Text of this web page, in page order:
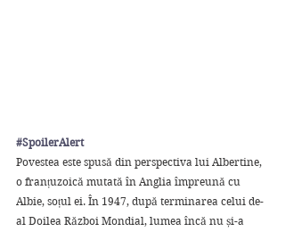
#SpoilerAlert
Povestea este spusă din perspectiva lui Albertine,
o franțuzoică mutată în Anglia împreună cu
Albie, soțul ei. În 1947, după terminarea celui de-
al Doilea Război Mondial, lumea încă nu și-a